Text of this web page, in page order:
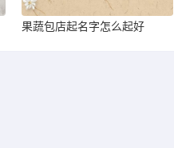
果蔬包店起名字怎么起好